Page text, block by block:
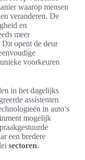
waarop mensen
veranderen. De
en
meer
Dit opent de deur
voorkeuren
in het dagelijks
assistenten
in auto’s
mogelijk
een bredere
sectoren.